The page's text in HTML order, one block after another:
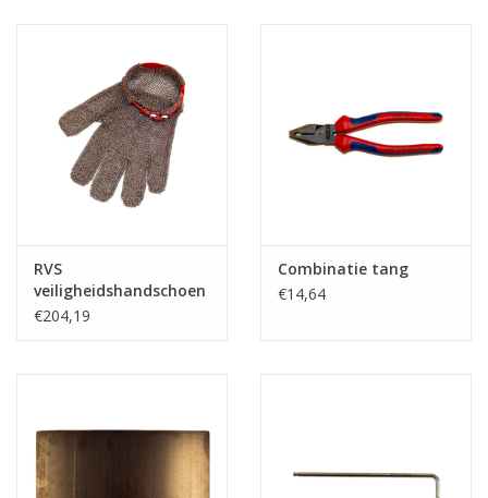
RVS
veiligheidshandschoen
€204,19
Combinatie tang
€14,64